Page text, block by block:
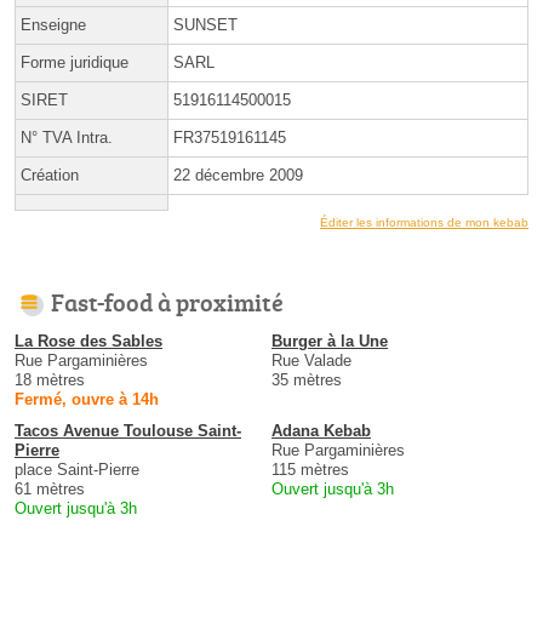
Enseigne SUNSET
Forme juridique SARL
SIRET 51916114500015
N° TVA Intra. FR37519161145
Création 22 décembre 2009
Éditer les informations de mon kebab
Fast-food à proximité
La Rose des Sables
Rue Pargaminières
18 mètres
Fermé, ouvre à 14h
Burger à la Une
Rue Valade
35 mètres
Tacos Avenue Toulouse Saint-
Pierre
place Saint-Pierre
61 mètres
Ouvert jusqu'à 3h
Adana Kebab
Rue Pargaminières
115 mètres
Ouvert jusqu'à 3h